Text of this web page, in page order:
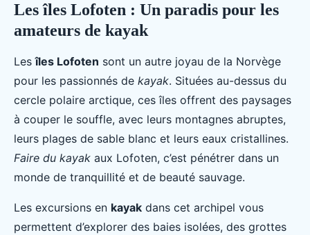
Les îles Lofoten : Un paradis pour les
amateurs de kayak
Lesîles Lofoten sont un autre joyau de la Norvège
pour les passionnés de kayak. Situées au-dessus du
cercle polaire arctique, ces îles offrent des paysages
à couper le souffle, avec leurs montagnes abruptes,
leurs plages de sable blanc et leurs eaux cristallines.
Faire du kayak aux Lofoten, c’est pénétrer dans un
monde de tranquillité et de beauté sauvage.
Les excursions en kayak dans cet archipel vous
permettent d’explorer des baies isolées, des grottes